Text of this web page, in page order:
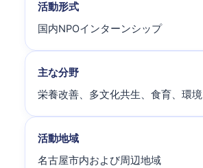
活動形式
国内NPOインターンシップ
主な分野
栄養改善、多文化共生、食育、環境
活動地域
名古屋市内および周辺地域